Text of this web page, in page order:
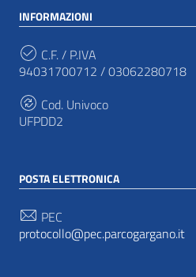
INFORMAZIONI
C.F. / P.IVA
94031700712 / 03062280718
Cod. Univoco
UFPDD2
POSTA ELETTRONICA
PEC
protocollo@pec.parcogargano.it